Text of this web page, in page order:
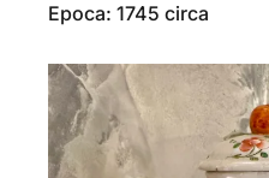
Epoca: 1745 circa